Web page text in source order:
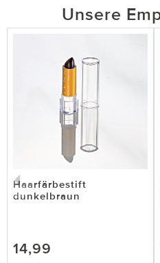
Unsere
Haarfärbestift
dunkelbraun
14,99